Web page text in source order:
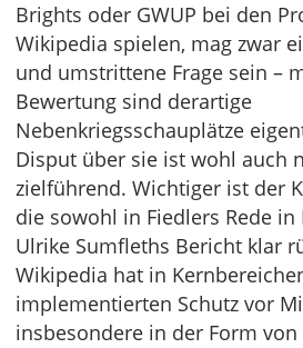
Brights oder GWUP bei den
Wikipedia spielen, mag zwar
und umstrittene Frage sein –
Bewertung sind derartige
Nebenkriegsschauplätze
Disput über sie ist wohl auch
zielführend. Wichtiger ist der
die sowohl in Fiedlers Rede in
Ulrike Sumfleths Bericht klar
Wikipedia hat in
implementierten Schutz vor
insbesondere in der Form